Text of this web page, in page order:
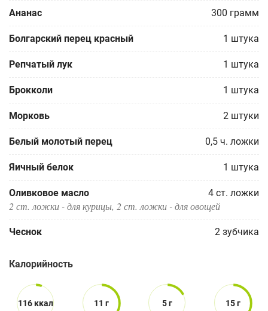
Ананас 300 грамм
Болгарский перец красный 1 штука
Репчатый лук 1 штука
Брокколи 1 штука
Морковь 2 штуки
Белый молотый перец 0,5 ч. ложки
Яичный белок 1 штука
Оливковое масло 4 ст. ложки
2 ст. ложки - для курицы, 2 ст. ложки - для овощей
Чеснок 2 зубчика
Калорийность
116 ккал 11 г 5 г 15 г